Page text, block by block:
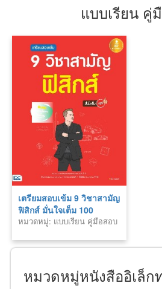
แบบเรียน คู่
เตรียมสอบเข้ม 9 วิชาสามัญ
ฟิสิกส์ มั่นใจเต็ม 100
หมวดหมู่: แบบเรียน คู่มือสอบ
หมวดหมู่หนังสืออิเล็ก